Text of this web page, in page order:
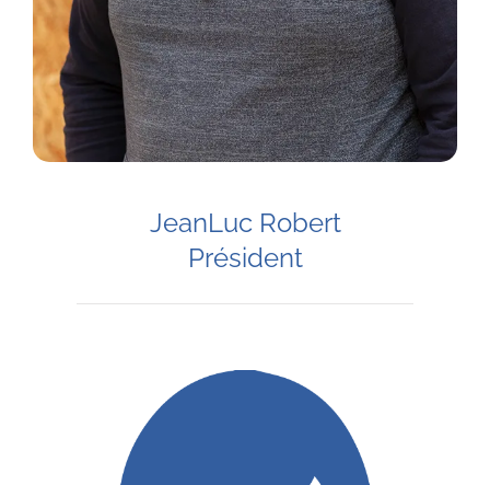
JeanLuc Robert
Président